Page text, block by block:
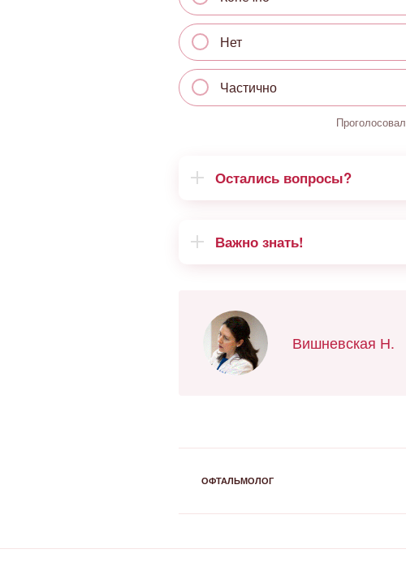
Нет
Частично
Остались вопросы?
Важно знать!
Вишневская Н.
РУБРИКИ
ОФТАЛЬМОЛОГ